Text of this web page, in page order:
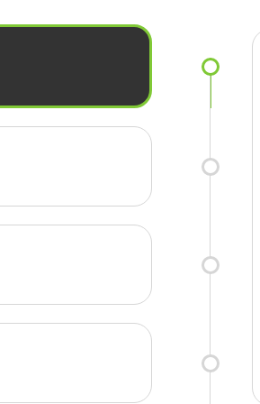
і сама буду звертатися
дякую усій вашій команді